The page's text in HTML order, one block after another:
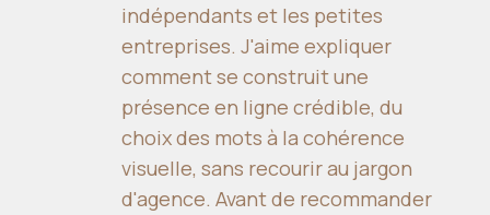
indépendants et les petites
entreprises. J'aime expliquer
comment se construit une
présence en ligne crédible, du
choix des mots à la cohérence
visuelle, sans recourir au jargon
d'agence. Avant de recommander